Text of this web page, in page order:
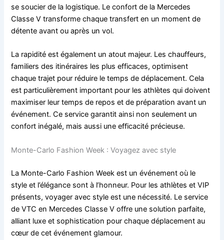
se soucier de la logistique. Le confort de la Mercedes
Classe V transforme chaque transfert en un moment de
détente avant ou après un vol.
La rapidité est également un atout majeur. Les chauffeurs,
familiers des itinéraires les plus efficaces, optimisent
chaque trajet pour réduire le temps de déplacement. Cela
est particulièrement important pour les athlètes qui doivent
maximiser leur temps de repos et de préparation avant un
événement. Ce service garantit ainsi non seulement un
confort inégalé, mais aussi une efficacité précieuse.
Monte-Carlo Fashion Week : Voyagez avec style
La Monte-Carlo Fashion Week est un événement où le
style et l’élégance sont à l’honneur. Pour les athlètes et VIP
présents, voyager avec style est une nécessité. Le service
de VTC en Mercedes Classe V offre une solution parfaite,
alliant luxe et sophistication pour chaque déplacement au
cœur de cet événement glamour.